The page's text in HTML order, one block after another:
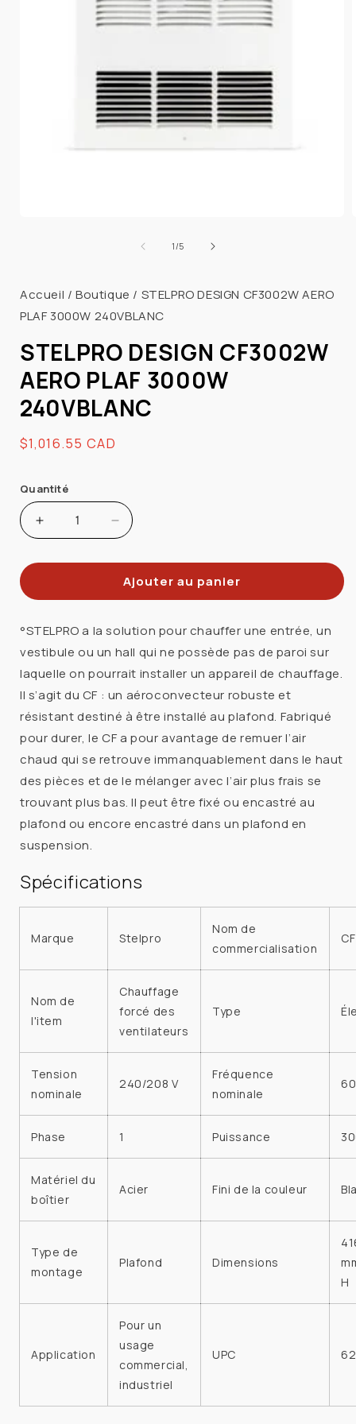
une
fenêtre
modale
1/de
5
Accueil /Boutique / STELPRO DESIGN CF3002W AERO
PLAF 3000W 240VBLANC
STELPRO DESIGN CF3002W
AERO PLAF 3000W
240VBLANC
Prix
$1,016.55 CAD
Quantité
Augmenter
quantité
STELPRO
DESIGN
AERO
PLAF
3000W
240VBLANC
Réduire
quantité
de
STELPRO
DESIGN
CF3002W
AERO
PLAF
3000W
240VBLANC
Ajouter au panier
°STELPRO a la solution pour chauffer une entrée, un
vestibule ou un hall qui ne possède pas de paroi sur
laquelle on pourrait installer un appareil de chauffage.
Il s’agit du CF : un aéroconvecteur robuste et
résistant destiné à être installé au plafond. Fabriqué
pour durer, le CF a pour avantage de remuer l’air
chaud qui se retrouve immanquablement dans le haut
des pièces et de le mélanger avec l’air plus frais se
trouvant plus bas. Il peut être fixé ou encastré au
plafond ou encore encastré dans un plafond en
suspension.
Spécifications
Marque Stelpro
Nom de
commercialisation
CF
Nom de
l'item
Chauffage
forcé des
ventilateurs
Type
Tension
nominale
240/208 V
Fréquence
nominale
Phase 1 Puissance
Matériel du
boîtier
Acier Fini de la couleur
Type de
montage
Plafond Dimensions
H
Application
Pour un
usage
commercial,
industriel
UPC